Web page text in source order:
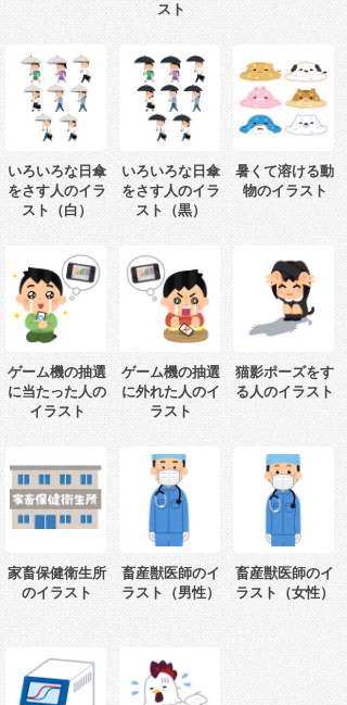
スト
いろいろな日傘
をさす人のイラ
スト（白）
いろいろな日傘
をさす人のイラ
スト（黒）
暑くて溶ける動
物のイラスト
ゲーム機の抽選
に当たった人の
イラスト
ゲーム機の抽選
に外れた人のイ
ラスト
猫影ポーズをす
る人のイラスト
家畜保健衛生所
のイラスト
畜産獣医師のイ
ラスト（男性）
畜産獣医師のイ
ラスト（女性）